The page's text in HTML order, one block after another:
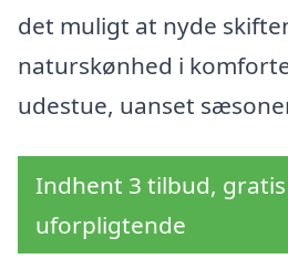
det muligt at nyde
naturskønhed i
udestue, uanset
Indhent 3 tilbud,
uforpligtende